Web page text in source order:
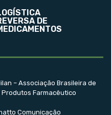
DE
– Associação Brasileira de
Farmacêutico
Comunicação